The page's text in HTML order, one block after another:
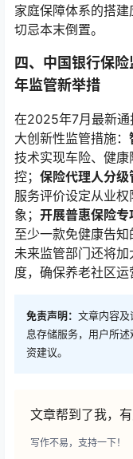
家庭保障体系的搭建
切忌本末倒置。
四、中国银行保
年监管新举措
在2025年7月最新通
大创新性监管措施：
技术实现车险、健
控； 保险代理人分
服务评价设定从业
象； 开展普惠保险专
至少一款免健康告知
未来监管部门还将
度，确保养老社区运
免责声明： 文章内容及
息存储服务，用户所
资建议。
文章帮到了我，有
写作不易，支持一下！